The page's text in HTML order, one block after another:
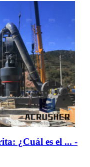
¿Cuál es el ... -